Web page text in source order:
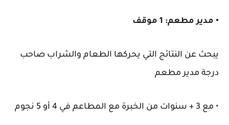
• مدير مطعم: 1 موقف
يبحث عن النتائج التي يحركها الطعام والشراب صاحب
درجة مدير مطعم
• مع 3 + سنوات من الخبرة مع المطاعم في 4 أو 5 نجوم